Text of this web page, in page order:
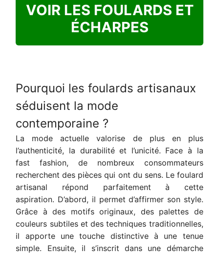
VOIR LES FOULARDS ET
ÉCHARPES
Pourquoi les foulards artisanaux
séduisent la mode
contemporaine ?
La mode actuelle valorise de plus en plus
l’authenticité, la durabilité et l’unicité. Face à la
fast fashion, de nombreux consommateurs
recherchent des pièces qui ont du sens. Le foulard
artisanal répond parfaitement à cette
aspiration. D’abord, il permet d’affirmer son style.
Grâce à des motifs originaux, des palettes de
couleurs subtiles et des techniques traditionnelles,
il apporte une touche distinctive à une tenue
simple. Ensuite, il s’inscrit dans une démarche